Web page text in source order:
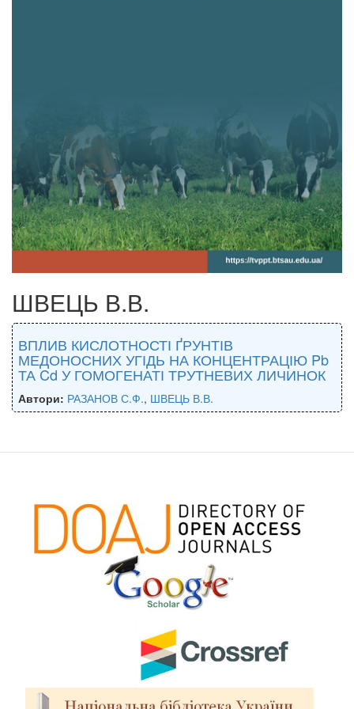
ШВЕЦЬ В.В.
ВПЛИВ КИСЛОТНОСТІ ҐРУНТІВ
МЕДОНОСНИХ УГІДЬ НА КОНЦЕНТРАЦІЮ Pb
ТА Cd У ГОМОГЕНАТІ ТРУТНЕВИХ ЛИЧИНОК
Автори: РАЗАНОВ С.Ф., ШВЕЦЬ В.В.